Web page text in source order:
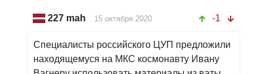
227 mah 15 октября 2020 -1
Специалисты российского ЦУП предложили
находящемуся на МКС космонавту Ивану